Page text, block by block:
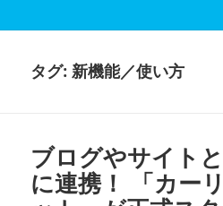
タグ:新機能／使い方
ブログやサイト
に連携！ 「カー